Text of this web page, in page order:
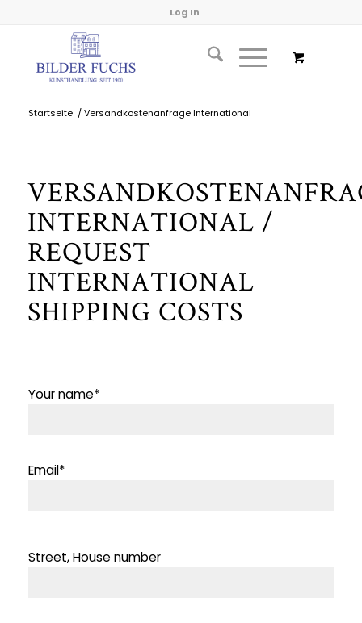
Log In
Startseite / Versandkostenanfrage International
INTERNATIONAL /
REQUEST
INTERNATIONAL
SHIPPING COSTS
Your name*
Email*
Street, House number